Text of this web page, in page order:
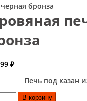
бронза
₽
Печь под казан
В корзину